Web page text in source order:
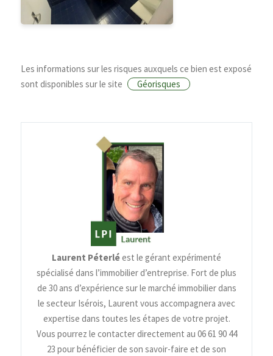
Les informations sur les risques auxquels ce bien est exposé
sont disponibles sur le site
Géorisques
Laurent Péterléest le gérant expérimenté
spécialisé dans l’immobilier d’entreprise. Fort de plus
de 30 ans d’expérience sur le marché immobilier dans
le secteur Isérois, Laurent vous accompagnera avec
expertise dans toutes les étapes de votre projet.
Vous pourrez le contacter directement au 06 61 90 44
23 pour bénéficier de son savoir-faire et de son